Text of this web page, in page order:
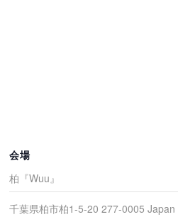
会場
柏『Wuu』
千葉県柏市柏1-5-20 277-0005 Japan